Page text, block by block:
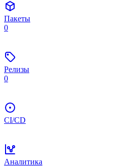
Пакеты
0
Релизы
0
CI/CD
Аналитика